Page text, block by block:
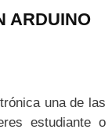
ARDUINO
una de las
estudiante o